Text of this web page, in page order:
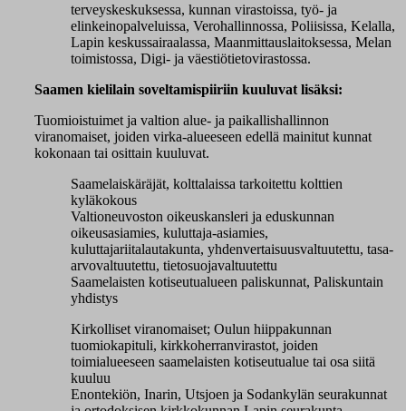
terveyskeskuksessa, kunnan virastoissa, työ- ja
elinkeinopalveluissa, Verohallinnossa, Poliisissa, Kelalla,
Lapin keskussairaalassa, Maanmittauslaitoksessa, Melan
toimistossa, Digi- ja väestiötietovirastossa.
Saamen kielilain soveltamispiiriin kuuluvat lisäksi:
Tuomioistuimet ja valtion alue- ja paikallishallinnon
viranomaiset, joiden virka-alueeseen edellä mainitut kunnat
kokonaan tai osittain kuuluvat.
Saamelaiskäräjät, kolttalaissa tarkoitettu kolttien
kyläkokous
Valtioneuvoston oikeuskansleri ja eduskunnan
oikeusasiamies, kuluttaja-asiamies,
kuluttajariitalautakunta, yhdenvertaisuusvaltuutettu, tasa-
arvovaltuutettu, tietosuojavaltuutettu
Saamelaisten kotiseutualueen paliskunnat, Paliskuntain
yhdistys
Kirkolliset viranomaiset; Oulun hiippakunnan
tuomiokapituli, kirkkoherranvirastot, joiden
toimialueeseen saamelaisten kotiseutualue tai osa siitä
kuuluu
Enontekiön, Inarin, Utsjoen ja Sodankylän seurakunnat